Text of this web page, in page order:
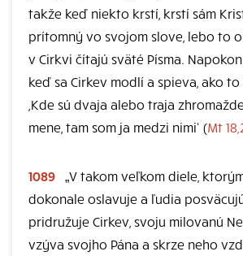
takže keď niekto krstí, krstí sám
prítomný vo svojom slove, lebo to
v Cirkvi čítajú sväté Písma.
keď sa Cirkev modlí a spieva, ako
,Kde sú dvaja alebo traja
mene, tam som ja medzi nimi‘ (Mt
1089 „V takom veľkom diele,
dokonale oslavuje a ľudia
pridružuje Cirkev, svoju milovanú
vzýva svojho Pána a skrze neho